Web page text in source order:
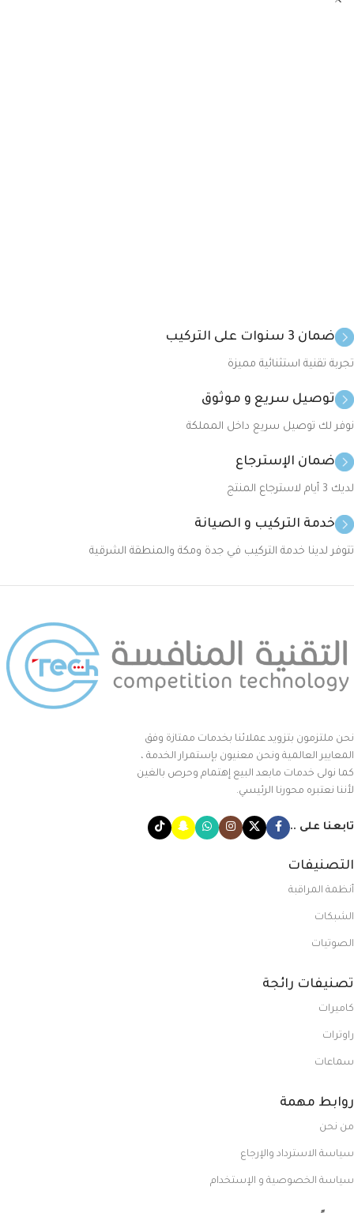
ضمان 3 سنوات على التركيب
تجربة تقنية استثنائية مميزة
توصيل سريع و موثوق
نوفر لك توصيل سريع داخل المملكة
ضمان الإسترجاع
لديك 3 أيام لاسترجاع المنتج
خدمة التركيب و الصيانة
تتوفر لدينا خدمة التركيب في جدة ومكة والمنطقة الشرقية
نحن ملتزمون بتزويد عملائنا بخدمات ممتازة وفق
المعايير العالمية ونحن معنيون بإستمرار الخدمة ،
كما نولى خدمات مابعد البيع إهتمام وحرص بالغين
لأننا نعتبره محورنا الرئيسي.
تابعنا على ..
التصنيفات
أنظمة المراقبة
الشبكات
الصوتيات
تصنيفات رائجة
كاميرات
راوترات
سماعات
روابط مهمة
من نحن
سياسة الاسترداد والإرجاع
سياسة الخصوصية و الإستخدام